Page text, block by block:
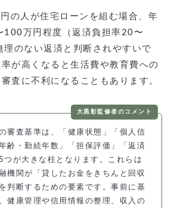
の人が住宅ローンを組む場合、年
100万円程度（返済負担率20〜
のない返済と判断されやすいで
が高くなると生活費や教育費への
査に不利になることもあります。
大黒彰監修者のコメント
審査基準は、「健康状態」「個人信
齢・勤続年数」「担保評価」「返済
つが大きな柱となります。これらは
機関が「貸したお金をきちんと回収
判断するための要素です。事前に基
健康管理や信用情報の整理、収入の